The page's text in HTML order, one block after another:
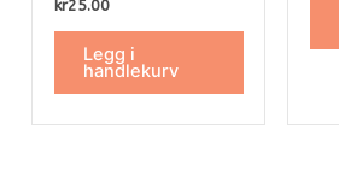
5.00
av 5
kr25.00
Legg i
handlekurv